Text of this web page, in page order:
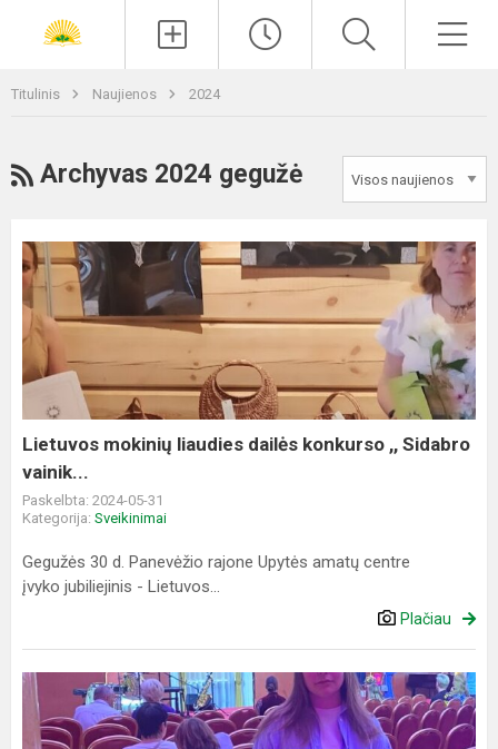
Titulinis Naujienos 2024
RSS
Archyvas 2024 gegužė
Lietuvos
mokinių
liaudies
dailės
konkurso
,,
Sidabro
vainik...
Lietuvos mokinių liaudies dailės konkurso ,, Sidabro
vainik...
Paskelbta: 2024-05-31
Kategorija: Sveikinimai
Gegužės 30 d. Panevėžio rajone Upytės amatų centre
įvyko jubiliejinis - Lietuvos...
Plačiau
Baigiamajame
„Poezijos
pavasario“